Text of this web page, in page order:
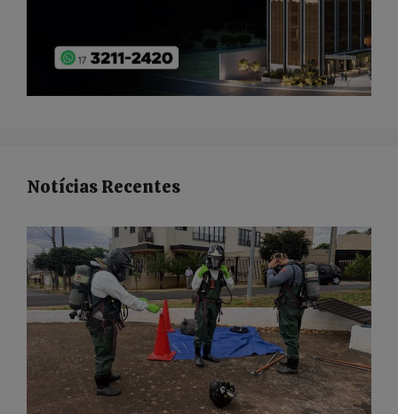
Notícias Recentes